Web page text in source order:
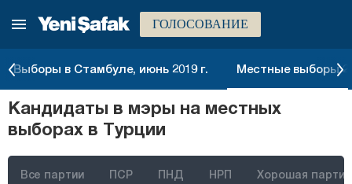
ГОЛОСОВАНИЕ
Выборы в Стамбуле, июнь 2019 г. Местные выборы
Кандидаты в мэры на местных
выборах в Турции
Все партии ПСР ПНД НРП Хорошая партия
Хатай
Кахраманмараш
Карабюк